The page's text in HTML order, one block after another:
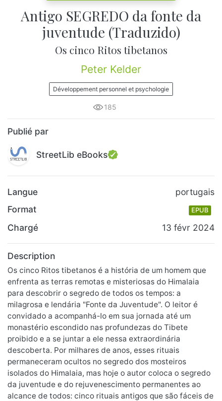
Antigo SEGREDO da fonte da
juventude (Traduzido)
Os cinco Ritos tibetanos
Peter Kelder
Développement personnel et psychologie
185
Publié par
StreetLib eBooks
Langue
portugais
Format
EPUB
Chargé 13 févr 2024
Description
Os cinco Ritos tibetanos é a história de um homem que
enfrenta as terras remotas e misteriosas do Himalaia
para descobrir o segredo de todos os tempos: a
milagrosa e lendária "Fonte da Juventude". O leitor é
convidado a acompanhá-lo em sua jornada até um
monastério escondido nas profundezas do Tibete
proibido e a se juntar a ele nessa extraordinária
descoberta. Por milhares de anos, esses rituais
permaneceram ocultos no segredo dos mosteiros
isolados do Himalaia, mas hoje o autor coloca o segredo
da juventude e do rejuvenescimento permanentes ao
alcance de todos: cinco rituais antigos que são fáceis de